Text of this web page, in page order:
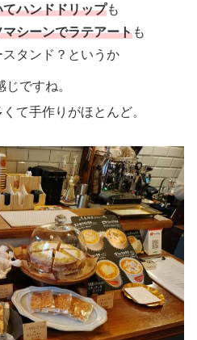
ハンドドリップも
シーンでラテアートも
タンド？というか
じですね。
て手作りがほとんど。